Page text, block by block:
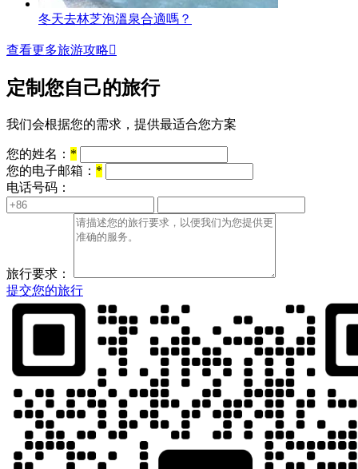
冬天去林芝泡溫泉合適嗎？
查看更多旅游攻略
定制您自己的旅行
我们会根据您的需求，提供最适合您方案
您的姓名： *
您的电子邮箱： *
电话号码：
旅行要求：
提交您的旅行